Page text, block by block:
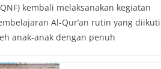
kembali melaksanakan kegiatan
Al-Qur’an rutin yang diikuti
anak-anak dengan penuh